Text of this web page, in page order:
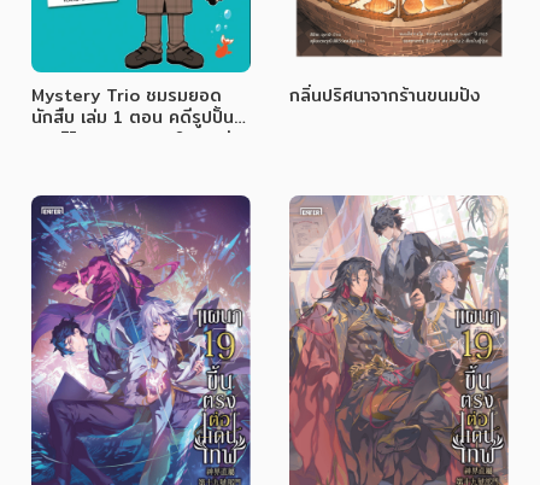
Mystery Trio ชมรมยอด
นักสืบ เล่ม 1 ตอน คดีรูปปั้น
พระจิโซและปลาทองในสระว่าย
กลิ่นปริศนาจากร้านขนมปัง